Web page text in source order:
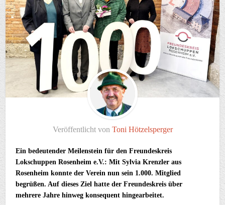
Veröffentlicht von Toni Hötzelsperger
Ein bedeutender Meilenstein für den Freundeskreis
Lokschuppen Rosenheim e.V.: Mit Sylvia Krenzler aus
Rosenheim konnte der Verein nun sein 1.000. Mitglied
begrüßen. Auf dieses Ziel hatte der Freundeskreis über
mehrere Jahre hinweg konsequent hingearbeitet.